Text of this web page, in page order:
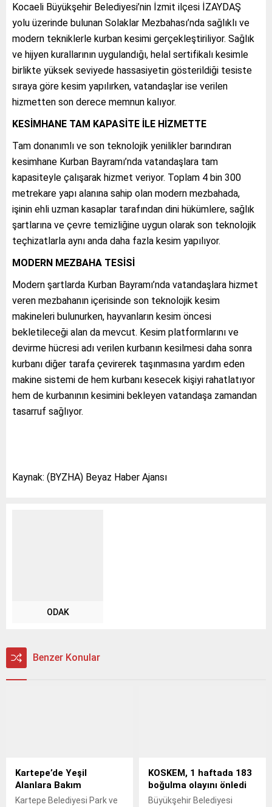
Kocaeli Büyükşehir Belediyesi’nin İzmit ilçesi İZAYDAŞ
yolu üzerinde bulunan Solaklar Mezbahası’nda sağlıklı ve
modern tekniklerle kurban kesimi gerçekleştiriliyor. Sağlık
ve hijyen kurallarının uygulandığı, helal sertifikalı kesimle
birlikte yüksek seviyede hassasiyetin gösterildiği tesiste
sıraya göre kesim yapılırken, vatandaşlar ise verilen
hizmetten son derece memnun kalıyor.
KESİMHANE TAM KAPASİTE İLE HİZMETTE
Tam donanımlı ve son teknolojik yenilikler barındıran
kesimhane Kurban Bayramı’nda vatandaşlara tam
kapasiteyle çalışarak hizmet veriyor. Toplam 4 bin 300
metrekare yapı alanına sahip olan modern mezbahada,
işinin ehli uzman kasaplar tarafından dini hükümlere, sağlık
şartlarına ve çevre temizliğine uygun olarak son teknolojik
teçhizatlarla aynı anda daha fazla kesim yapılıyor.
MODERN MEZBAHA TESİSİ
Modern şartlarda Kurban Bayramı’nda vatandaşlara hizmet
veren mezbahanın içerisinde son teknolojik kesim
makineleri bulunurken, hayvanların kesim öncesi
bekletileceği alan da mevcut. Kesim platformlarını ve
devirme hücresi adı verilen kurbanın kesilmesi daha sonra
kurbanı diğer tarafa çevirerek taşınmasına yardım eden
makine sistemi de hem kurbanı kesecek kişiyi rahatlatıyor
hem de kurbanının kesimini bekleyen vatandaşa zamandan
tasarruf sağlıyor.
Kaynak: (BYZHA) Beyaz Haber Ajansı
ODAK
Benzer Konular
Kartepe’de Yeşil
Alanlara Bakım
Kartepe Belediyesi Park ve
KOSKEM, 1 haftada 183
boğulma olayını önledi
Büyükşehir Belediyesi